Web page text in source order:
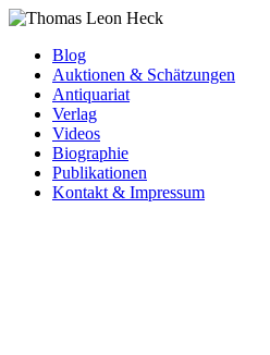
Blog
Auktionen & Schätzungen
Antiquariat
Verlag
Videos
Biographie
Publikationen
Kontakt & Impressum